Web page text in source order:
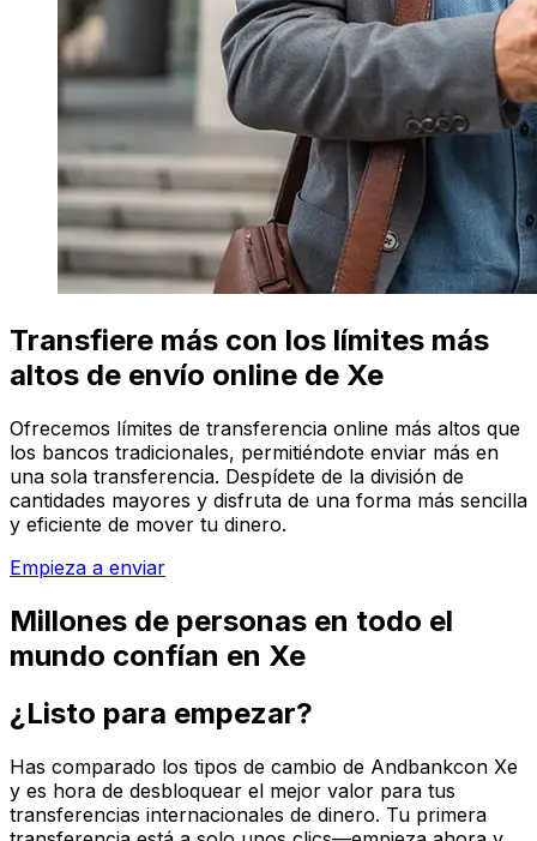
Transfiere más con los límites más
altos de envío online de Xe
Ofrecemos límites de transferencia online más altos que
los bancos tradicionales, permitiéndote enviar más en
una sola transferencia. Despídete de la división de
cantidades mayores y disfruta de una forma más sencilla
y eficiente de mover tu dinero.
Empieza a enviar
Millones de personas en todo el
mundo confían en Xe
¿Listo para empezar?
Has comparado los tipos de cambio de Andbankcon Xe
y es hora de desbloquear el mejor valor para tus
transferencias internacionales de dinero. Tu primera